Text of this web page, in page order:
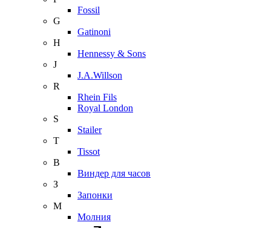
Fossil
G
Gatinoni
H
Hennessy & Sons
J
J.A.Willson
R
Rhein Fils
Royal London
S
Stailer
T
Tissot
В
Виндер для часов
З
Запонки
М
Молния